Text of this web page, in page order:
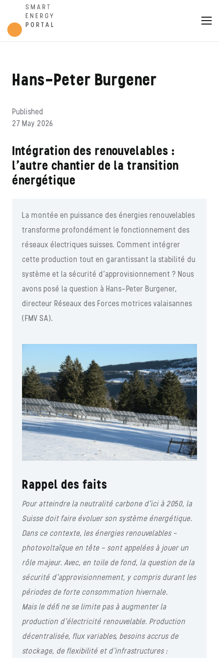
Hans-Peter Burgener
Published
27 May 2026
Intégration des renouvelables :
l’autre chantier de la transition
énergétique
La montée en puissance des énergies renouvelables
transforme profondément le fonctionnement des
réseaux électriques suisses. Comment intégrer
cette production tout en garantissant la stabilité du
système et la sécurité d’approvisionnement ? Nous
avons posé la question à Hans-Peter Burgener,
directeur Réseaux des Forces motrices valaisannes
(FMV SA).
Rappel des faits
Pour atteindre la neutralité carbone d’ici à 2050, la
Suisse doit faire évoluer son système énergétique.
Dans ce contexte, les énergies renouvelables –
photovoltaïque en tête – sont appelées à jouer un
rôle majeur. Avec, en toile de fond, la question de la
sécurité d’approvisionnement, y compris durant les
périodes de forte consommation hivernale.
Mais le défi ne se limite pas à augmenter la
production d’électricité renouvelable. Production
décentralisée, flux variables, besoins accrus de
stockage, de flexibilité et d’infrastructures :